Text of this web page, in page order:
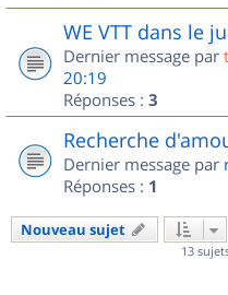
WE VTT dans le
Dernier message par
20:19
Réponses : 3
Recherche
Dernier message par
Réponses : 1
Nouveau sujet
13